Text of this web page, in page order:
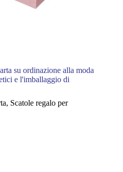
su ordinazione alla moda
e l'imballaggio di
, Scatole regalo per